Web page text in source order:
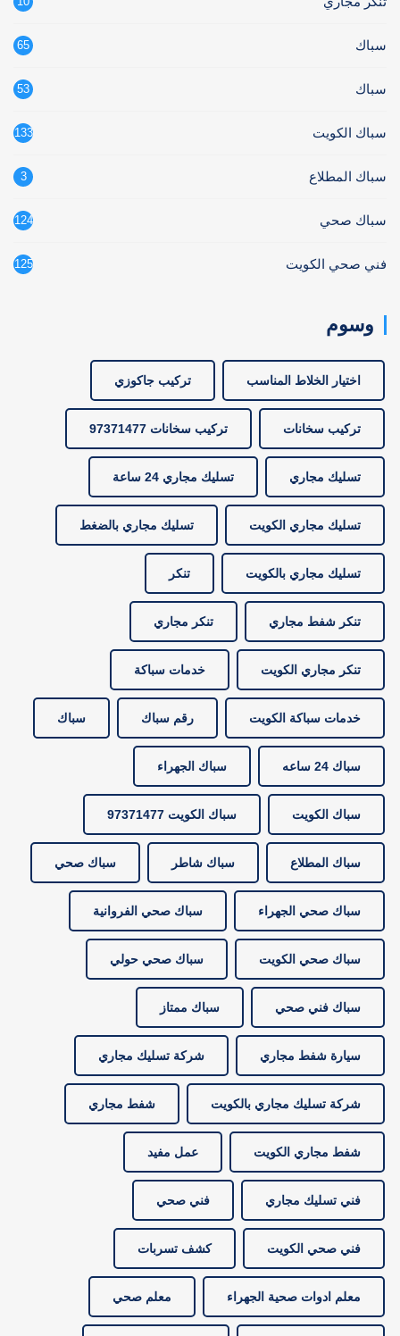
سباك 65
سباك 53
سباك الكويت 133
سباك المطلاع 3
سباك صحي 124
فني صحي الكويت 125
وسوم
اختيار الخلاط المناسب تركيب جاكوزي
تركيب سخانات تركيب سخانات 97371477
تسليك مجاري تسليك مجاري 24 ساعة
تسليك مجاري الكويت تسليك مجاري بالضغط
تسليك مجاري بالكويت تنكر
تنكر شفط مجاري تنكر مجاري
تنكر مجاري الكويت خدمات سباكة
خدمات سباكة الكويت رقم سباك سباك
سباك 24 ساعه سباك الجهراء
سباك الكويت سباك الكويت 97371477
سباك المطلاع سباك شاطر سباك صحي
سباك صحي الجهراء سباك صحي الفروانية
سباك صحي الكويت سباك صحي حولي
سباك فني صحي سباك ممتاز
سيارة شفط مجاري شركة تسليك مجاري
شركة تسليك مجاري بالكويت شفط مجاري
شفط مجاري الكويت عمل مفيد
فني تسليك مجاري فني صحي
فني صحي الكويت كشف تسربات
معلم ادوات صحية الجهراء معلم صحي